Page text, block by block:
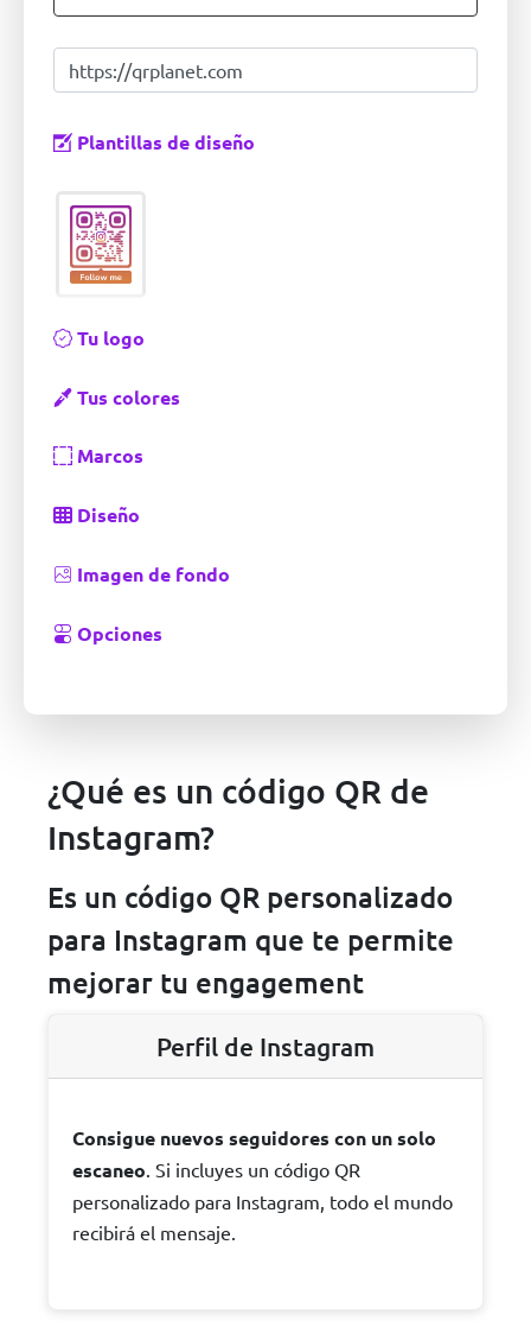
Plantillas de diseño
Tu logo
Tus colores
Marcos
Diseño
Imagen de fondo
Opciones
¿Qué es un código QR de
Instagram?
Es un código QR personalizado
para Instagram que te permite
mejorar tu engagement
Perfil de Instagram
Consigue nuevos seguidores con un solo
escaneo . Si incluyes un código QR
personalizado para Instagram, todo el mundo
recibirá el mensaje.